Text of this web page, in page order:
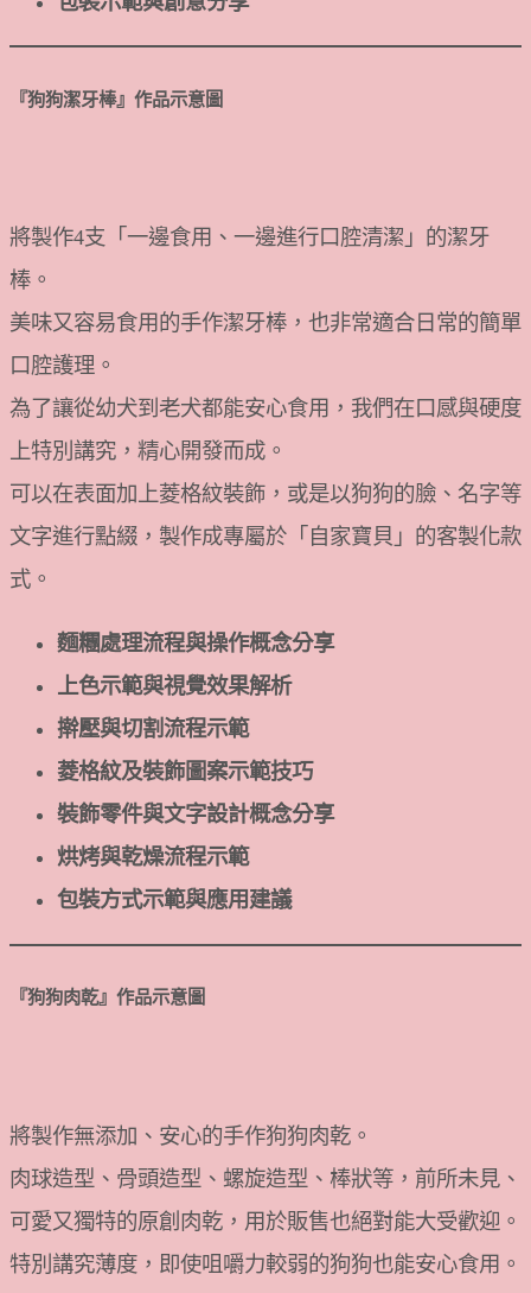
『狗狗潔牙棒』 作品示意圖
將製作4支「一邊食用、一邊進行口腔清潔」的潔牙
棒。
美味又容易食用的手作潔牙棒，也非常適合日常的簡單
口腔護理。
為了讓從幼犬到老犬都能安心食用，我們在口感與硬度
上特別講究，精心開發而成。
可以在表面加上菱格紋裝飾，或是以狗狗的臉、名字等
文字進行點綴，製作成專屬於「自家寶貝」的客製化款
式。
麵糰處理流程與操作概念分享
上色示範與視覺效果解析
擀壓與切割流程示範
菱格紋及裝飾圖案示範技巧
裝飾零件與文字設計概念分享
烘烤與乾燥流程示範
包裝方式示範與應用建議
『狗狗肉乾』 作品示意圖
將製作無添加、安心的手作狗狗肉乾。
肉球造型、骨頭造型、螺旋造型、棒狀等，前所未見、
可愛又獨特的原創肉乾，用於販售也絕對能大受歡迎。
特別講究薄度，即使咀嚼力較弱的狗狗也能安心食用。